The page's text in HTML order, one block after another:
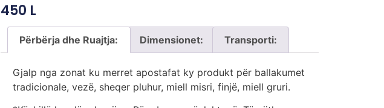
450 L
Përbërja dhe Ruajtja: Dimensionet: Transporti:
Gjalp nga zonat ku merret apostafat ky produkt për ballakumet
tradicionale, vezë, sheqer pluhur, miell misri, finjë, miell gruri.